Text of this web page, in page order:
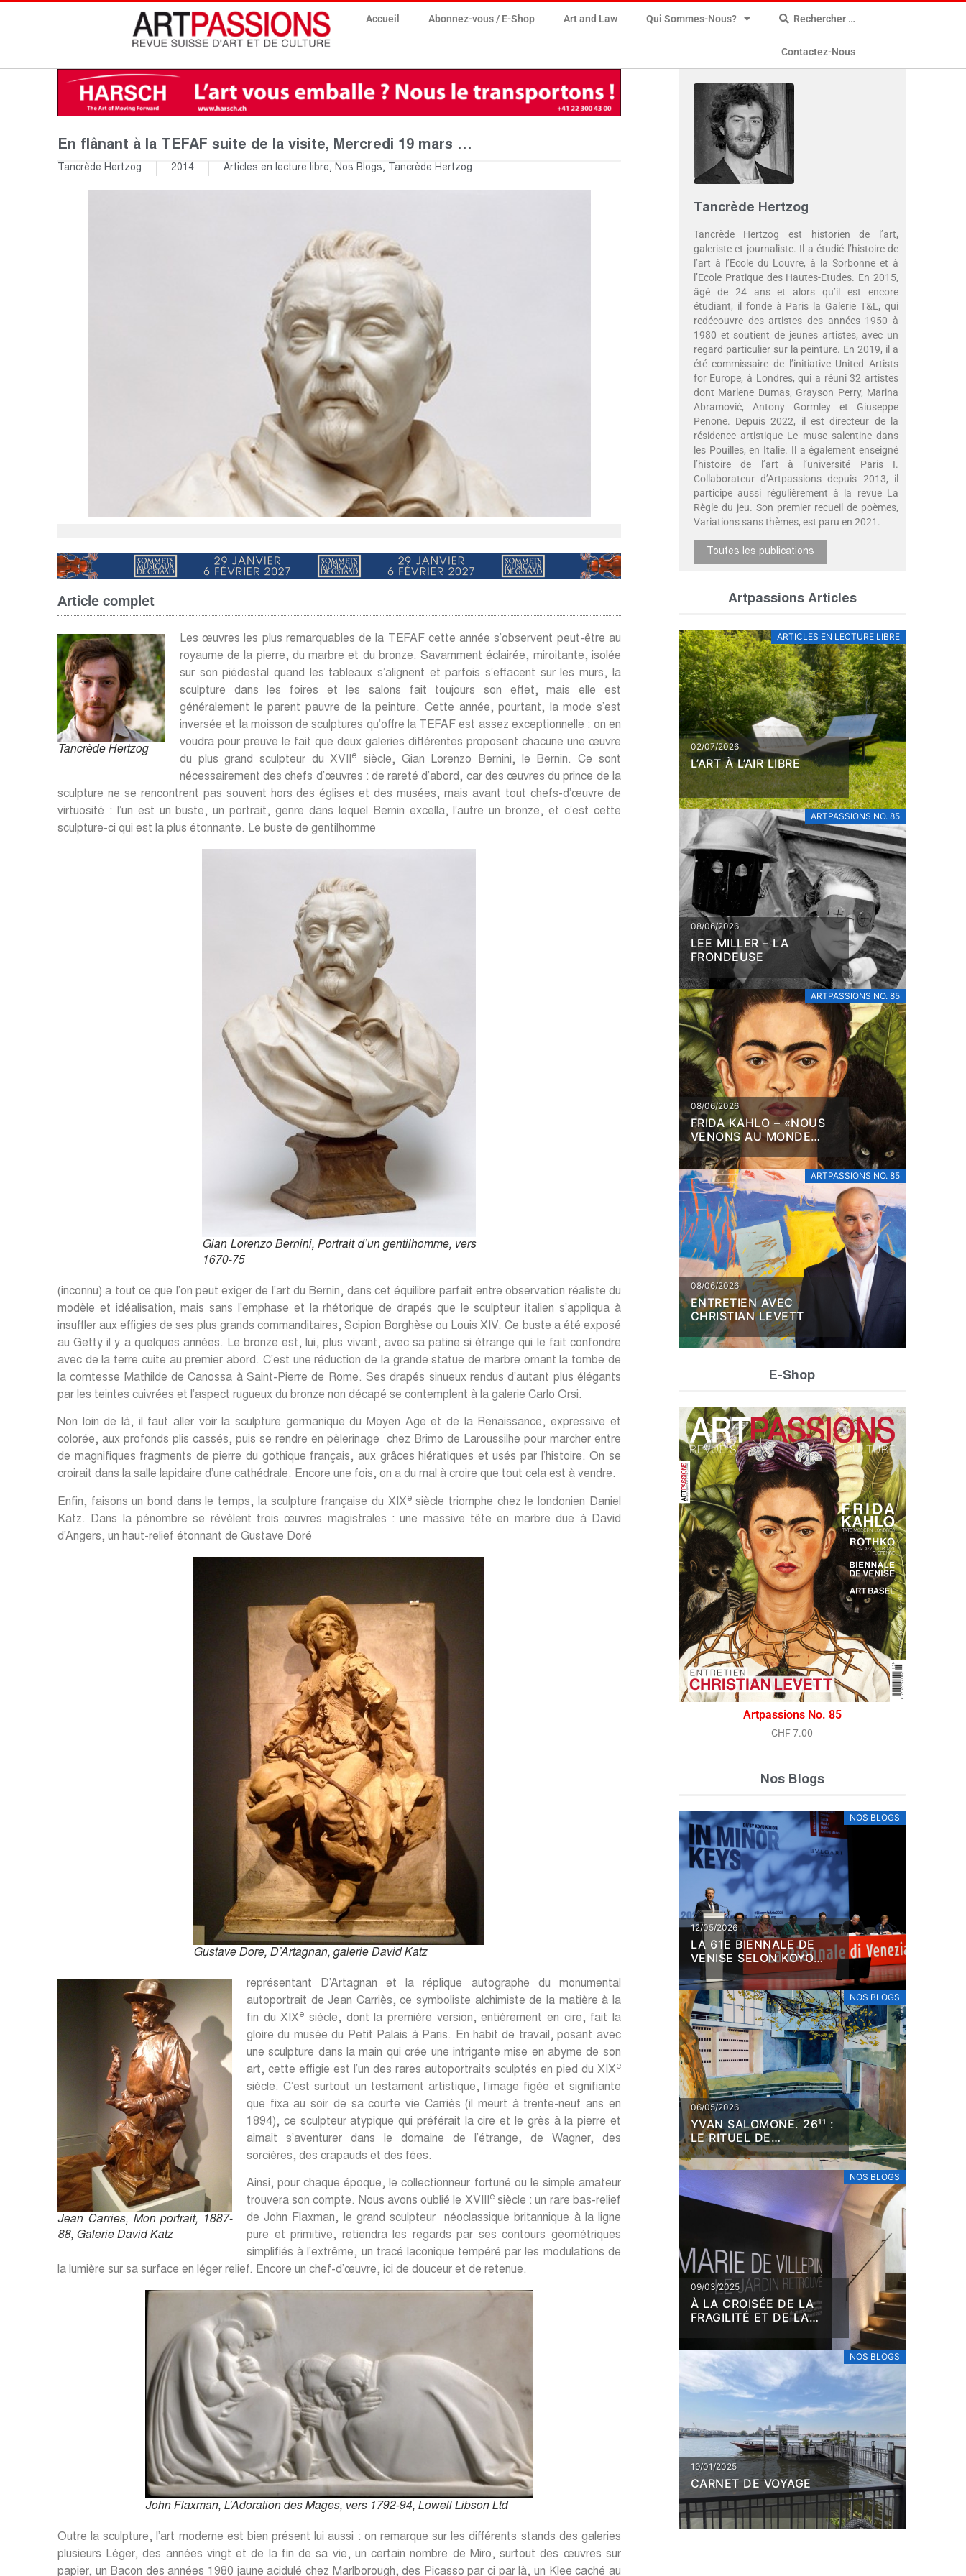
Accueil Abonnez-vous / E-Shop Art and Law Qui Sommes-Nous? Rechercher …
Contactez-Nous
En flânant à la TEFAF suite de la visite, Mercredi 19 mars …
Tancrède Hertzog 2014 Articles en lecture libre, Nos Blogs, Tancrède Hertzog
Article complet
Tancrède Hertzog
Les œuvres les plus remarquables de la TEFAF cette année s’observent peut-être au
royaume de la pierre, du marbre et du bronze. Savamment éclairée, miroitante, isolée
sur son piédestal quand les tableaux s’alignent et parfois s’effacent sur les murs, la
sculpture dans les foires et les salons fait toujours son effet, mais elle est
généralement le parent pauvre de la peinture. Cette année, pourtant, la mode s’est
inversée et la moisson de sculptures qu’offre la TEFAF est assez exceptionnelle : on en
voudra pour preuve le fait que deux galeries différentes proposent chacune une œuvre
du plus grand sculpteur du XVII
e
siècle, Gian Lorenzo Bernini, le Bernin. Ce sont
nécessairement des chefs d’œuvres : de rareté d’abord, car des œuvres du prince de la
sculpture ne se rencontrent pas souvent hors des églises et des musées, mais avant tout chefs-d’œuvre de
virtuosité : l’un est un buste, un portrait, genre dans lequel Bernin excella, l’autre un bronze, et c’est cette
sculpture-ci qui est la plus étonnante. Le buste de gentilhomme
Gian Lorenzo Bernini, Portrait d’un gentilhomme, vers
1670-75
(inconnu) a tout ce que l’on peut exiger de l’art du Bernin, dans cet équilibre parfait entre observation réaliste du
modèle et idéalisation, mais sans l’emphase et la rhétorique de drapés que le sculpteur italien s’appliqua à
insuffler aux effigies de ses plus grands commanditaires, Scipion Borghèse ou Louis XIV. Ce buste a été exposé
au Getty il y a quelques années. Le bronze est, lui, plus vivant, avec sa patine si étrange qui le fait confondre
avec de la terre cuite au premier abord. C’est une réduction de la grande statue de marbre ornant la tombe de
la comtesse Mathilde de Canossa à Saint-Pierre de Rome. Ses drapés sinueux rendus d’autant plus élégants
par les teintes cuivrées et l’aspect rugueux du bronze non décapé se contemplent à la galerie Carlo Orsi.
Non loin de là, il faut aller voir la sculpture germanique du Moyen Age et de la Renaissance, expressive et
colorée, aux profonds plis cassés, puis se rendre en pèlerinage chez Brimo de Laroussilhe pour marcher entre
de magnifiques fragments de pierre du gothique français, aux grâces hiératiques et usés par l’histoire. On se
croirait dans la salle lapidaire d’une cathédrale. Encore une fois, on a du mal à croire que tout cela est à vendre.
Enfin, faisons un bond dans le temps, la sculpture française du XIXesiècle triomphe chez le londonien Daniel
Katz. Dans la pénombre se révèlent trois œuvres magistrales : une massive tête en marbre due à David
d’Angers, un haut-relief étonnant de Gustave Doré
Gustave Dore, D’Artagnan, galerie David Katz
Jean Carries, Mon portrait, 1887-
88, Galerie David Katz
représentant D’Artagnan et la réplique autographe du monumental
autoportrait de Jean Carriès, ce symboliste alchimiste de la matière à la
fin du XIXe siècle, dont la première version, entièrement en cire, fait la
gloire du musée du Petit Palais à Paris. En habit de travail, posant avec
une sculpture dans la main qui crée une intrigante mise en abyme de son
art, cette effigie est l’un des rares autoportraits sculptés en pied du XIXe
siècle. C’est surtout un testament artistique, l’image figée et signifiante
que fixa au soir de sa courte vie Carriès (il meurt à trente-neuf ans en
1894), ce sculpteur atypique qui préférait la cire et le grès à la pierre et
aimait s’aventurer dans le domaine de l’étrange, de Wagner, des
sorcières, des crapauds et des fées.
Ainsi, pour chaque époque, le collectionneur fortuné ou le simple amateur
trouvera son compte. Nous avons oublié le XVIII
esiècle : un rare bas-relief
de John Flaxman, le grand sculpteur néoclassique britannique à la ligne
pure et primitive, retiendra les regards par ses contours géométriques
simplifiés à l’extrême, un tracé laconique tempéré par les modulations de
la lumière sur sa surface en léger relief. Encore un chef-d’œuvre, ici de douceur et de retenue.
John Flaxman, L’Adoration des Mages, vers 1792-94, Lowell Libson Ltd
Outre la sculpture, l’art moderne est bien présent lui aussi : on remarque sur les différents stands des galeries
plusieurs Léger, des années vingt et de la fin de sa vie, un certain nombre de Miro, surtout des œuvres sur
papier, un Bacon des années 1980 jaune acidulé chez Marlborough, des Picasso par ci par là, un Klee caché au
Tancrède Hertzog
Tancrède Hertzog est historien de l’art,
galeriste et journaliste. Il a étudié l’histoire de
l’art à l’Ecole du Louvre, à la Sorbonne et à
l’Ecole Pratique des Hautes-Etudes. En 2015,
âgé de 24 ans et alors qu’il est encore
étudiant, il fonde à Paris la Galerie T&L, qui
redécouvre des artistes des années 1950 à
1980 et soutient de jeunes artistes, avec un
regard particulier sur la peinture. En 2019, il a
été commissaire de l’initiative United Artists
for Europe, à Londres, qui a réuni 32 artistes
dont Marlene Dumas, Grayson Perry, Marina
Abramović, Antony Gormley et Giuseppe
Penone. Depuis 2022, il est directeur de la
résidence artistique Le muse salentine dans
les Pouilles, en Italie. Il a également enseigné
l’histoire de l’art à l’université Paris I.
Collaborateur d’Artpassions depuis 2013, il
participe aussi régulièrement à la revue La
Règle du jeu. Son premier recueil de poèmes,
Variations sans thèmes, est paru en 2021.
Toutes les publications
Artpassions Articles
ARTICLES EN LECTURE LIBRE
02/07/2026
L’ART À L’AIR LIBRE
ARTPASSIONS NO. 85
08/06/2026
LEE MILLER – LA
FRONDEUSE
ARTPASSIONS NO. 85
08/06/2026
FRIDA KAHLO – «NOUS
VENONS AU MONDE
POUR SOUFFRIR»
ARTPASSIONS NO. 85
08/06/2026
ENTRETIEN AVEC
CHRISTIAN LEVETT
E-Shop
Vue rapide
Artpassions No. 85
CHF7.00
Nos Blogs
NOS BLOGS
12/05/2026
LA 61E BIENNALE DE
VENISE SELON KOYO
KOUOH
NOS BLOGS
06/05/2026
YVAN SALOMONE. 26¹¹ :
LE RITUEL DE
L’AQUARELLE
NOS BLOGS
09/03/2025
À LA CROISÉE DE LA
FRAGILITÉ ET DE LA
NOS BLOGS
19/01/2025
CARNET DE VOYAGE